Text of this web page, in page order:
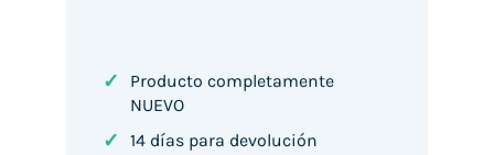
✓
Producto completamente
NUEVO
✓ 14 días para devolución